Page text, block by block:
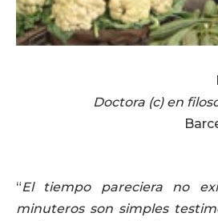
Doctora (c) en
“El tiempo pareciera no
minuteros son simples